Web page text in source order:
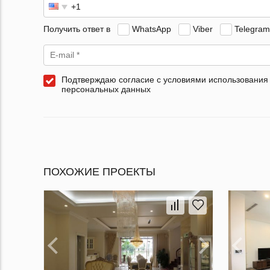
Получить ответ в WhatsApp Viber Telegram
Подтверждаю согласие с условиями использования
персональных данных
ПОХОЖИЕ ПРОЕКТЫ